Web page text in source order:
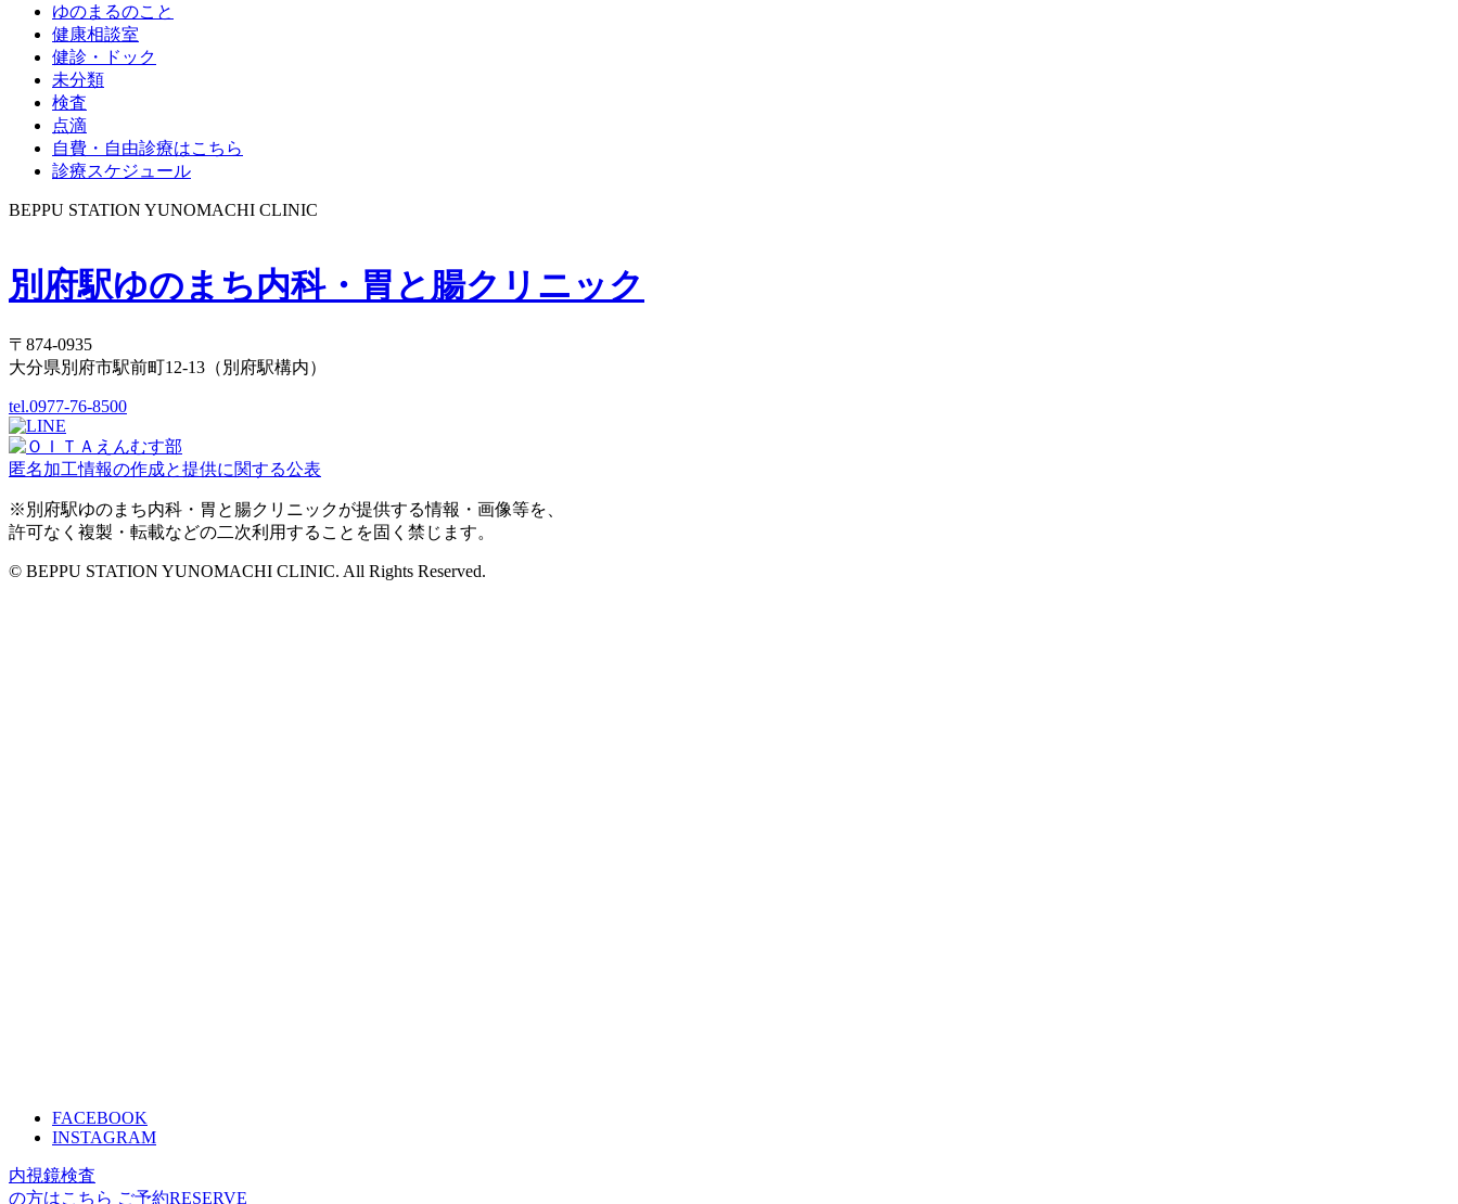
ゆのまるのこと
健康相談室
健診・ドック
未分類
検査
点滴
自費・自由診療はこちら
診療スケジュール
BEPPU STATION YUNOMACHI CLINIC
別府駅ゆのまち内科・胃と腸クリニック
〒874-0935
大分県別府市駅前町12-13（別府駅構内）
tel.0977-76-8500
匿名加工情報の作成と提供に関する公表
※別府駅ゆのまち内科・胃と腸クリニックが提供する情報・画像等を、
許可なく複製・転載などの二次利用することを固く禁じます。
© BEPPU STATION YUNOMACHI CLINIC. All Rights Reserved.
FACEBOOK
INSTAGRAM
内視鏡検査
の方はこちら ご予約RESERVE